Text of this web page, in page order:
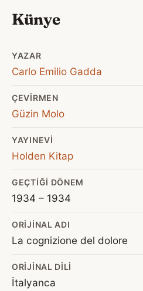
Künye
YAZAR
Carlo Emilio Gadda
ÇEVIRMEN
Güzin Molo
YAYINEVI
Holden Kitap
GEÇTIĞI DÖNEM
1934 – 1934
ORIJINAL ADI
La cognizione del dolore
ORIJINAL DILI
İtalyanca